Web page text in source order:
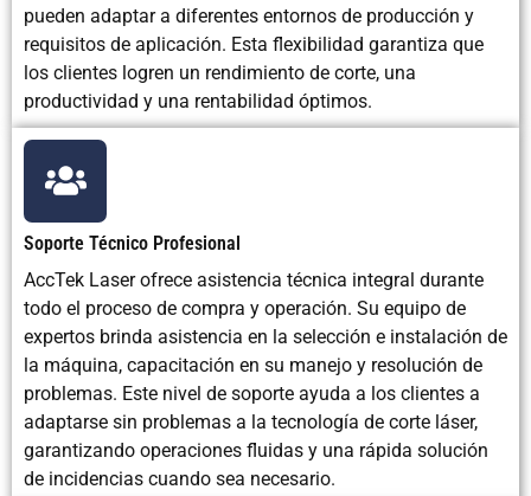
pueden adaptar a diferentes entornos de producción y
requisitos de aplicación. Esta flexibilidad garantiza que
los clientes logren un rendimiento de corte, una
productividad y una rentabilidad óptimos.
Soporte Técnico Profesional
AccTek Laser ofrece asistencia técnica integral durante
todo el proceso de compra y operación. Su equipo de
expertos brinda asistencia en la selección e instalación de
la máquina, capacitación en su manejo y resolución de
problemas. Este nivel de soporte ayuda a los clientes a
adaptarse sin problemas a la tecnología de corte láser,
garantizando operaciones fluidas y una rápida solución
de incidencias cuando sea necesario.